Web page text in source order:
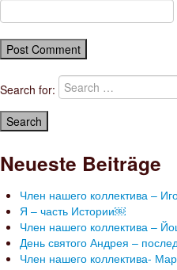
Search for:
Neueste Beiträge
Член нашего коллектива –
Я – часть Истории￼
Член нашего коллектива –
День святого Андрея –
Член нашего коллектива-